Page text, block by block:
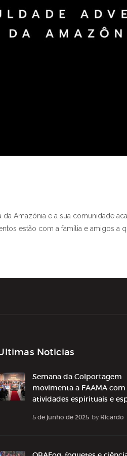
E
EXTENSÃO
Amazônia e a sua comunidade
estão com a família e amigos a
Noticias
Semana da Colportagem
movimenta a FAAMA com
atividades espirituais e
5 de junho de 2025 by Ricardo